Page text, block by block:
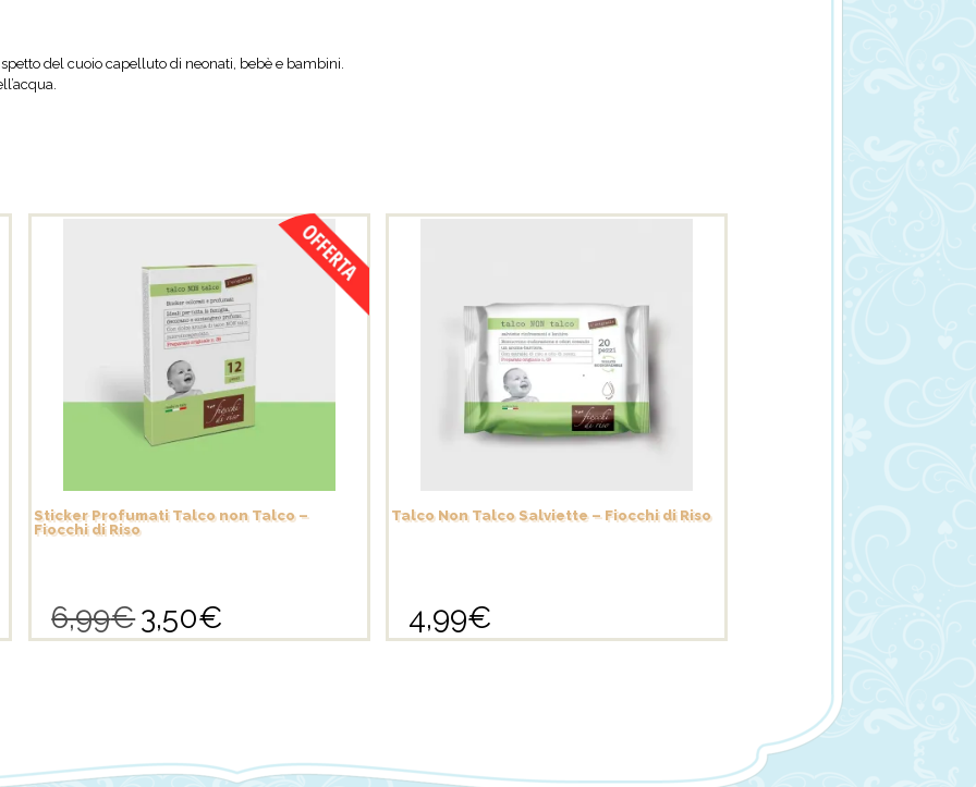
del cuoio capelluto di neonati, bebè e bambini.
Sticker Profumati Talco non Talco –
Fiocchi di Riso
6,99€ Il
prezzo
3,50€
prezzo
Talco Non Talco Salviette – Fiocchi di Riso
4,99€